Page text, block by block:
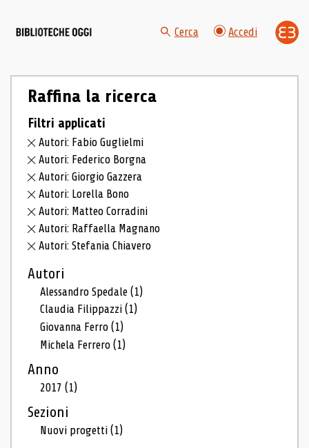
Cerca Accedi
Raffina la ricerca
Filtri applicati
Autori: Fabio Guglielmi
Autori: Federico Borgna
Autori: Giorgio Gazzera
Autori: Lorella Bono
Autori: Matteo Corradini
Autori: Raffaella Magnano
Autori: Stefania Chiavero
Autori
Alessandro Spedale(1)
Claudia Filippazzi(1)
Giovanna Ferro(1)
Michela Ferrero(1)
Anno
2017(1)
Sezioni
Nuovi progetti(1)